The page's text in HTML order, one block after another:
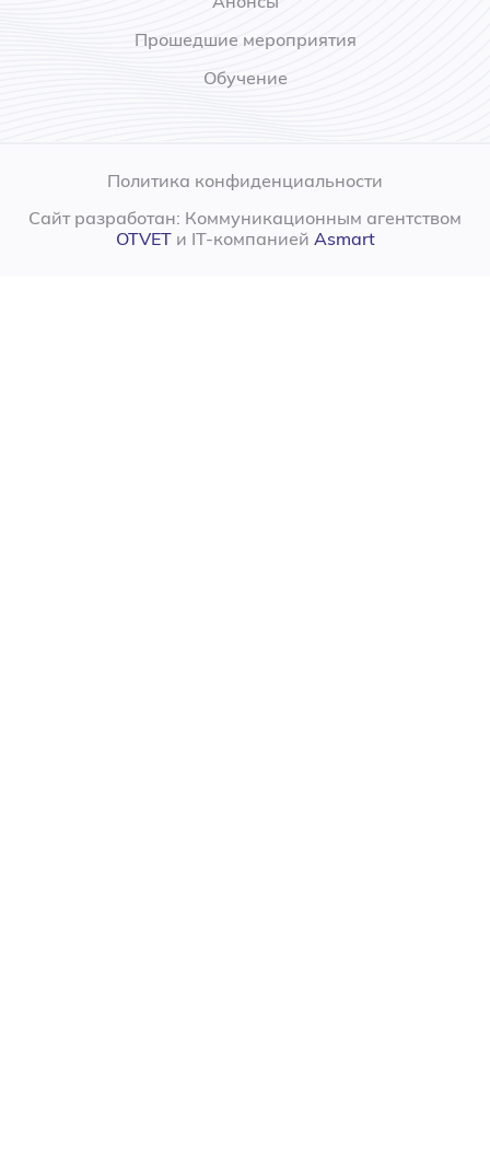
Прошедшие мероприятия
Обучение
Политика конфиденциальности
Сайт разработан: Коммуникационным агентством
OTVETи IT-компанией Asmart